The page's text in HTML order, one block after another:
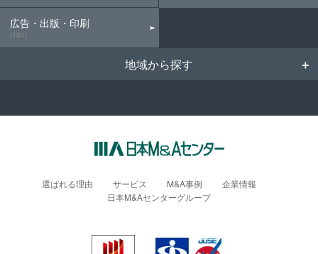
広告・出版・印刷
(101)
地域から探す
選ばれる理由 サービス M&A事例
企業情報
日本M&Aセンターグループ